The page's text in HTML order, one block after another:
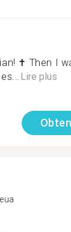
✝️ Then I
Lire plus